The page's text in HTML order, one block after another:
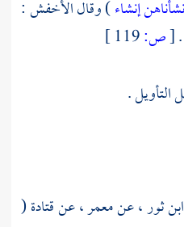
إنشاء) وقالالأخفش:
[ص:
التأويل .
ابن ثور، عنمعمر، عنقتادة(